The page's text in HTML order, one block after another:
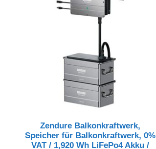
Zendure Balkonkraftwerk,
Speicher für Balkonkraftwerk, 0%
VAT / 1,920 Wh LiFePo4 Akku /